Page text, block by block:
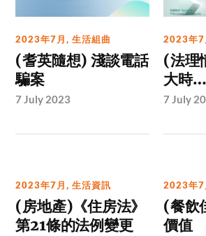
2023年7月,生活組曲
(耆英隨想) 淺談電話
騙案
7 July 2023
2023年7
(法理
大時
7 July
2023年7月,生活資訊
(房地產)《住房法》
第21條的法例變更
2023年7
(餐飲
價值